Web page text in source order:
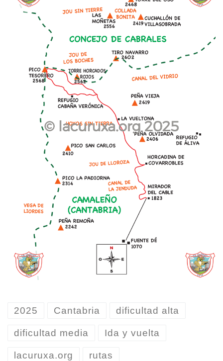
2025 Cantabria dificultad alta
dificultad media Ida y vuelta
lacuruxa.org rutas